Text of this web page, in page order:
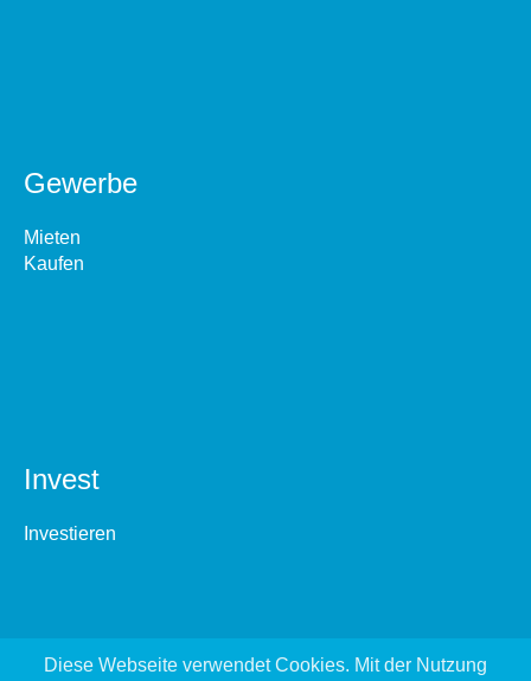
Gewerbe
Mieten
Kaufen
Invest
Investieren
Diese Webseite verwendet Cookies. Mit der Nutzung